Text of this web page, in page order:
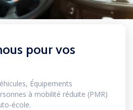
pour vos
Équipements
à mobilité réduite (PMR)
école.